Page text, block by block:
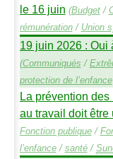
le 16 juin (Budget/
rémunération/ Union
19 juin 2026 : Oui
(Communiqués /
protection de l’enfance
La prévention
au travail doit être
Fonction publique/
l’enfance/ santé/